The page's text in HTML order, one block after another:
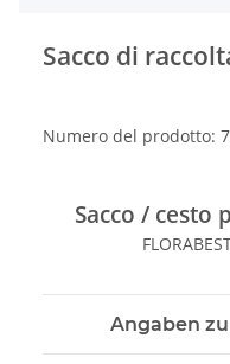
Sacco di
Numero del prodotto:
Sacco / cesto
Angaben